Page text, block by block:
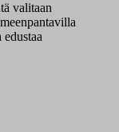
valitaan